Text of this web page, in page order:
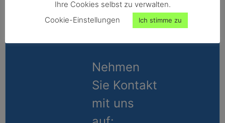
persönlich
weiter!“
Nehmen
Sie Kontakt
mit uns
Ihre Cookies selbst zu verwalten.
Cookie-Einstellungen
Ich stimme zu